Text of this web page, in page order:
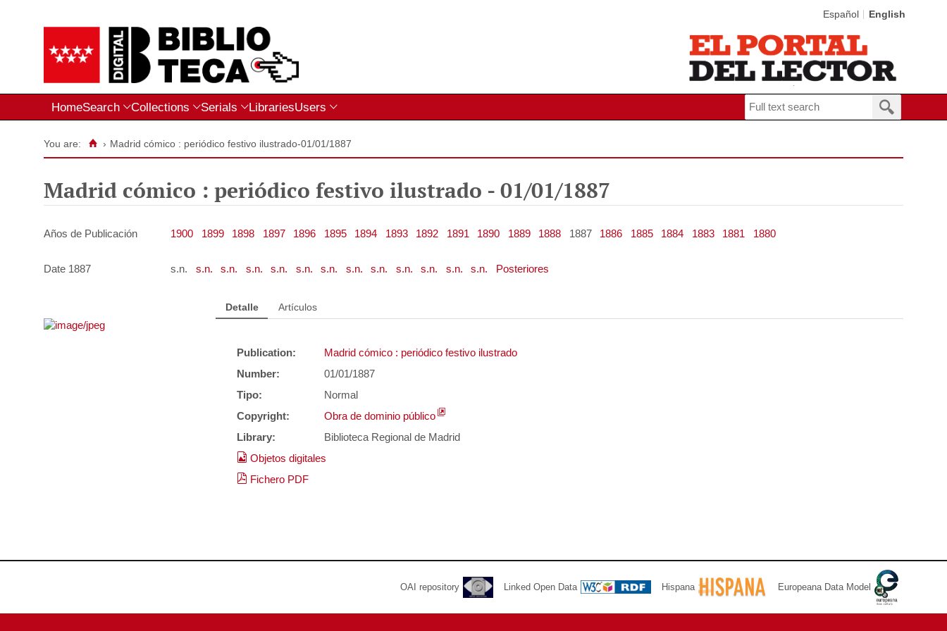
Español English
HomeSearch Collections Serials LibrariesUsers
You are: › Madrid cómico : periódico festivo ilustrado-01/01/1887
Madrid cómico : periódico festivo ilustrado - 01/01/1887
Años de Publicación 1900 1899 1898 1897 1896 1895 1894 1893 1892 1891 1890 1889 1888 1887 1886 1885 1884 1883 1881 1880
Date 1887 s.n. s.n. s.n. s.n. s.n. s.n. s.n. s.n. s.n. s.n. s.n. s.n. s.n. Posteriores
Detalle Artículos
Publication:
Madrid cómico : periódico festivo ilustrado
Number:
01/01/1887
Tipo:
Normal
Copyright:
Obra de dominio público
Library:
Biblioteca Regional de Madrid
Objetos digitales
Fichero PDF
OAI repository Linked Open Data Hispana Europeana Data Model